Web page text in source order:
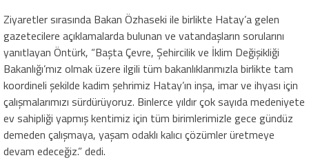
Ziyaretler sırasında Bakan Özhaseki ile birlikte Hatay’a gelen
gazetecilere açıklamalarda bulunan ve vatandaşların sorularını
yanıtlayan Öntürk, “Başta Çevre, Şehircilik ve İklim Değişikliği
Bakanlığı’mız olmak üzere ilgili tüm bakanlıklarımızla birlikte tam
koordineli şekilde kadim şehrimiz Hatay’ın inşa, imar ve ihyası için
çalışmalarımızı sürdürüyoruz. Binlerce yıldır çok sayıda medeniyete
ev sahipliği yapmış kentimiz için tüm birimlerimizle gece gündüz
demeden çalışmaya, yaşam odaklı kalıcı çözümler üretmeye
devam edeceğiz.” dedi.